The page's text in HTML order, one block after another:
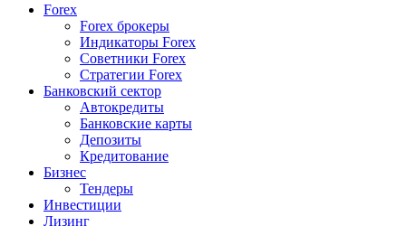
Forex
Forex брокеры
Индикаторы Forex
Советники Forex
Стратегии Forex
Банковский сектор
Автокредиты
Банковские карты
Депозиты
Кредитование
Бизнес
Тендеры
Инвестиции
Лизинг